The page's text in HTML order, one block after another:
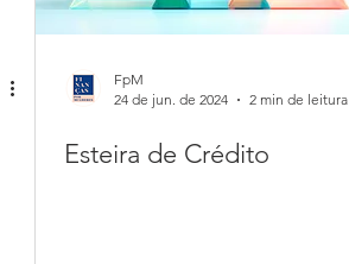
FpM
24 de jun. de 2024
2 min de leitura
Esteira de Crédito